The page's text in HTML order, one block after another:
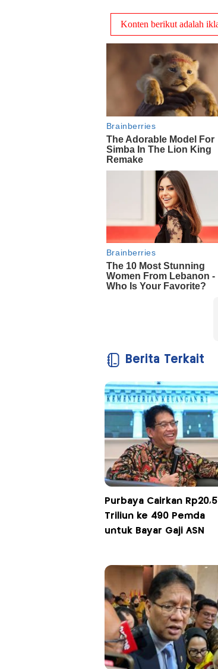
Berita Terkait
Purbaya Cairkan Rp20,5
Triliun ke 490 Pemda
untuk Bayar Gaji ASN